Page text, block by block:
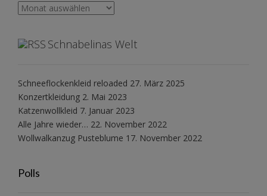
Archiv
Schnabelinas Welt
Schneeflockenkleid reloaded 27. März 2025
Konzertkleidung 2. Mai 2023
Katzenwollkleid 7. Januar 2023
Alle Jahre wieder… 22. November 2022
Wollwalkanzug Pusteblume 17. November 2022
Polls